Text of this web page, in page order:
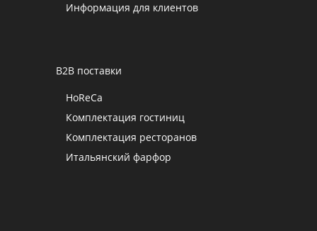
Информация для клиентов
B2B поставки
HoReCa
Комплектация гостиниц
Комплектация ресторанов
Итальянский фарфор